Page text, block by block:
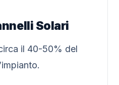
Solari
il 40-50% del